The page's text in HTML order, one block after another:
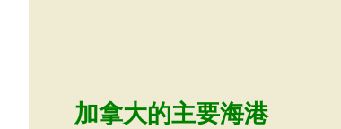
加拿大的主要海港